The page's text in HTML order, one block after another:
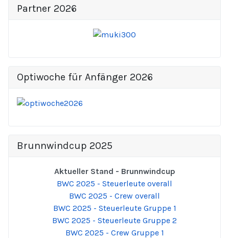
Partner 2026
Optiwoche für Anfänger 2026
Brunnwindcup 2025
Aktueller Stand - Brunnwindcup
BWC 2025 - Steuerleute overall
BWC 2025 - Crew overall
BWC 2025 - Steuerleute Gruppe 1
BWC 2025 - Steuerleute Gruppe 2
BWC 2025 - Crew Gruppe 1